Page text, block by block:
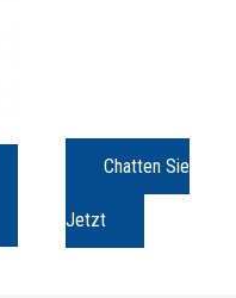
Chatten Sie
Jetzt